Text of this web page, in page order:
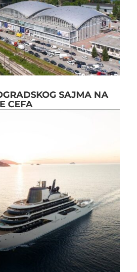
SAJMA NA
CEFA